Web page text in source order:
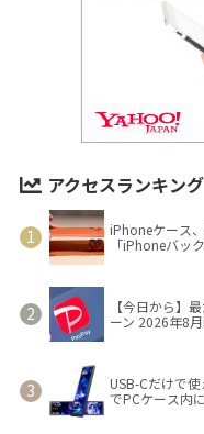
アクセスランキング
iPhoneケース
「iPhoneバッ
【今日から】
ーン 2026年8
USB-Cだけで
でPCケース内